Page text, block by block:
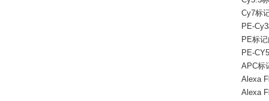
Cy7标
PE-
PE标
PE-
APC标
Alexa
Alexa